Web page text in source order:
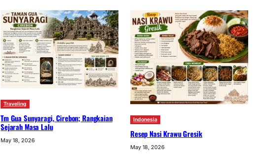
Traveling
Tm Gua Sunyaragi, Cirebon; Rangkaian
Sejarah Masa Lalu
May 18, 2026
Indonesia
Resep Nasi Krawu Gresik
May 18, 2026